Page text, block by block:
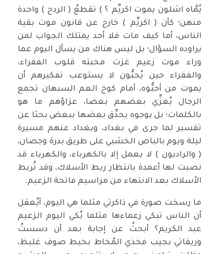
يُمَّاه اشلون يموت اكريِّم ؟ ) تقطعُ ( الردح ) واحدة
منهن؛ كأن ( اكريِّم ) خارج عن قانون موت بقية
الناس، أما كيف مات فلا أحد يمتلك الجواب لمن
يراوده السؤال؛ بل ليس هناك من يسأل اليوم عما
وراء موت زعيم غزت محبته قلوب الفقراء،
والفقراء حين يُحبُّون لا يستوعب تفكيرهم أن
يموت من أحبُّوه، أمام كوخ العم السبهان تجمع
الرجال يُعزِّي بعضهم بعضا، عزاؤهم ما هو
بالكلمات؛ بل بوجوه يحدِّق بعضها ببعض بحثا عن
تفسير لما جرى في بغداد، وبغداد عنهم مسيرة
ليلة ويوم بالباص الخشبي على طريق بدرة وجصان،
( والراديون ) لا يعمل إلا بالكهرباء، والكهرباء قد
نصبت لها أعمدة بانتظار ربط الأسلاك، وقد تُربط
الأسلاك بعد الانتهاء من مراسيم فاتحة الزعيم.
ما رسخت صورة في ذاكرتي مثلما هي اليوم، أيُعقل
أن الناس تبكي زعماءها مثلما بُكي اليوم الزعيم
عبد الكريم؟ أبحثُ عن إجابة بعد أن دسستُ
وريقاتي بجيب فخذي المُخاط بخيط صوف غليظ،